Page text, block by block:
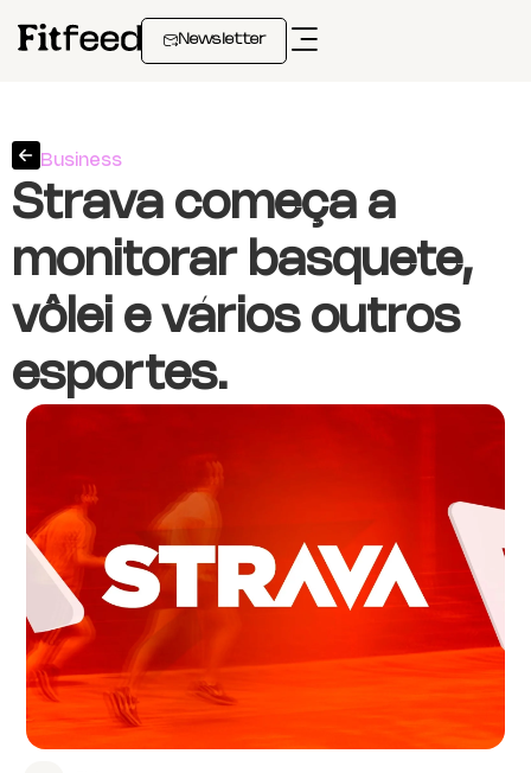
Newsletter
Business
Strava começa a
monitorar basquete,
vôlei e vários outros
esportes.